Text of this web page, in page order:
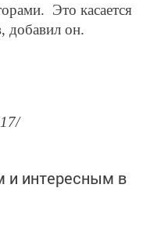
Это касается
добавил он.
интересным в